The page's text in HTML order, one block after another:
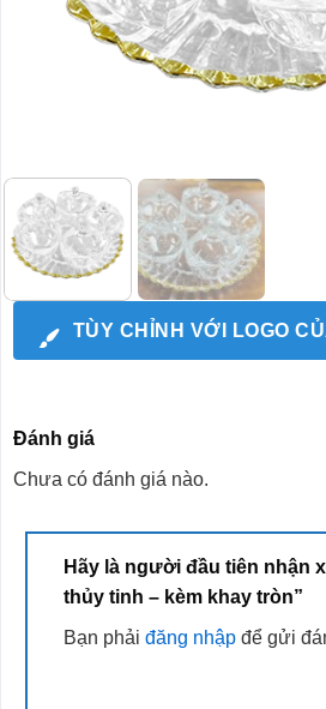
TÙY CHỈNH VỚI LOGO
Đánh giá
Chưa có đánh giá nào.
Hãy là người đầu tiên nhận
thủy tinh – kèm khay tròn”
Bạn phải đăng nhậpđể gửi